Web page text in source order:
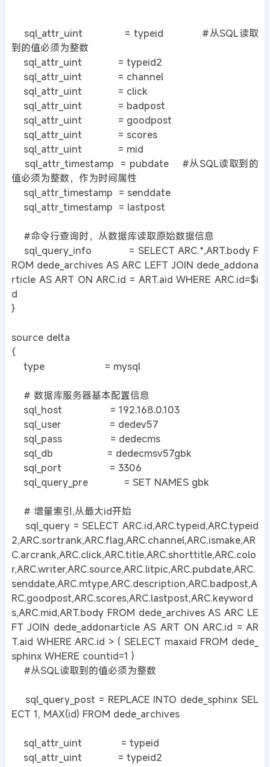
sql_attr_uint = typeid #从SQL读取
到的值必须为整数
sql_attr_uint = typeid2
sql_attr_uint = channel
sql_attr_uint = click
sql_attr_uint = badpost
sql_attr_uint = goodpost
sql_attr_uint = scores
sql_attr_uint = mid
sql_attr_timestamp = pubdate #从SQL读取到的
值必须为整数，作为时间属性
sql_attr_timestamp = senddate
sql_attr_timestamp = lastpost
#命令行查询时，从数据库读取原始数据信息
sql_query_info = SELECT ARC.*,ART.body F
ROM dede_archives AS ARC LEFT JOIN dede_addona
rticle AS ART ON ARC.id = ART.aid WHERE ARC.id=$i
d
}
source delta
{
type = mysql
# 数据库服务器基本配置信息
sql_host = 192.168.0.103
sql_user = dedev57
sql_pass = dedecms
sql_db = dedecmsv57gbk
sql_port = 3306
sql_query_pre = SET NAMES gbk
# 增量索引,从最大id开始
sql_query = SELECT ARC.id,ARC.typeid,ARC.typeid
2,ARC.sortrank,ARC.flag,ARC.channel,ARC.ismake,AR
C.arcrank,ARC.click,ARC.title,ARC.shorttitle,ARC.colo
r,ARC.writer,ARC.source,ARC.litpic,ARC.pubdate,ARC.
senddate,ARC.mtype,ARC.description,ARC.badpost,A
RC.goodpost,ARC.scores,ARC.lastpost,ARC.keyword
s,ARC.mid,ART.body FROM dede_archives AS ARC LE
FT JOIN dede_addonarticle AS ART ON ARC.id = AR
T.aid WHERE ARC.id > ( SELECT maxaid FROM dede_
sphinx WHERE countid=1 )
#从SQL读取到的值必须为整数
sql_query_post = REPLACE INTO dede_sphinx SEL
ECT 1, MAX(id) FROM dede_archives
sql_attr_uint = typeid
sql_attr_uint = typeid2